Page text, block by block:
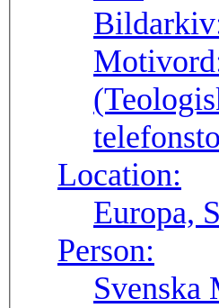
Location:
Europa,
Person:
Svenska